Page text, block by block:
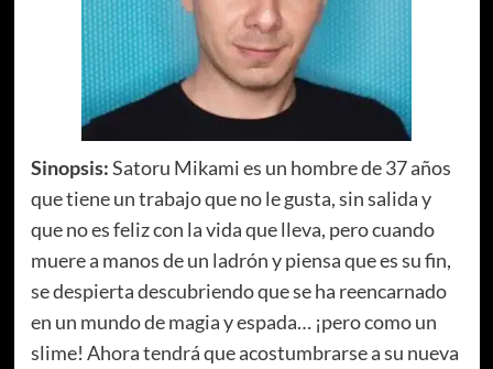
Sinopsis:Satoru Mikami es un hombre de 37 años
que tiene un trabajo que no le gusta, sin salida y
que no es feliz con la vida que lleva, pero cuando
muere a manos de un ladrón y piensa que es su fin,
se despierta descubriendo que se ha reencarnado
en un mundo de magia y espada… ¡pero como un
slime! Ahora tendrá que acostumbrarse a su nueva